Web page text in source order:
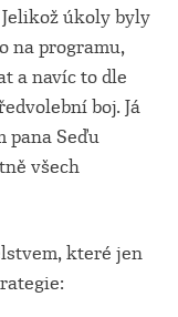
úkoly byly
na programu,
a navíc to dle
boj. Já
pana Seďu
všech
které jen